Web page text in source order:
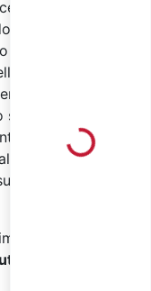
al test di
a risposta
rispondere
domande, in
i moduli in cui si
date risposte
il test finale.
le domande
saranno
Formazione
Loading...